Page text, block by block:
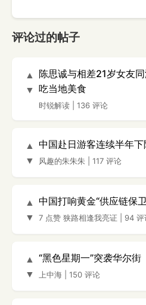
评论过的帖子
▲
▼
陈思诚与相差21岁女友
吃当地美食
时锐解读 136 评论
▲
▼
中国赴日游客连续半年
风趣的朱朱朱 117 评论
▲
▼
中国打响黄金“供应链保
7 点赞 狭路相逢我亮证 94 评
▲
▼
“黑色星期一”突袭华尔街
上中海 150 评论